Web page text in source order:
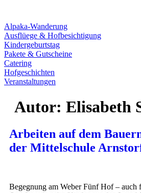
Alpaka-Wanderung
Ausflüege & Hofbesichtigung
Kindergeburtstag
Pakete & Gutscheine
Catering
Hofgeschichten
Veranstaltungen
Autor: Elisabeth
Arbeiten auf dem
der Mittelschule
Begegnung am Weber Fünf Hof – auch